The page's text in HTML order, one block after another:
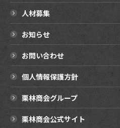
人材募集
お知らせ
お問い合わせ
個人情報保護方針
栗林商会グループ
栗林商会公式サイト